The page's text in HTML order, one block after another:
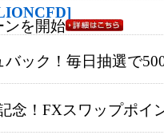
ンを開始
バック！毎日抽選で
念！FXスワップポイ